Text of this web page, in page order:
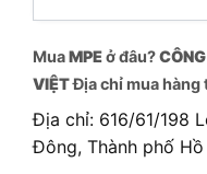
MuaMPEở đâu?
VIỆTĐịa chỉ mua hàng
Địa chỉ: 616/61/198
Đông, Thành phố